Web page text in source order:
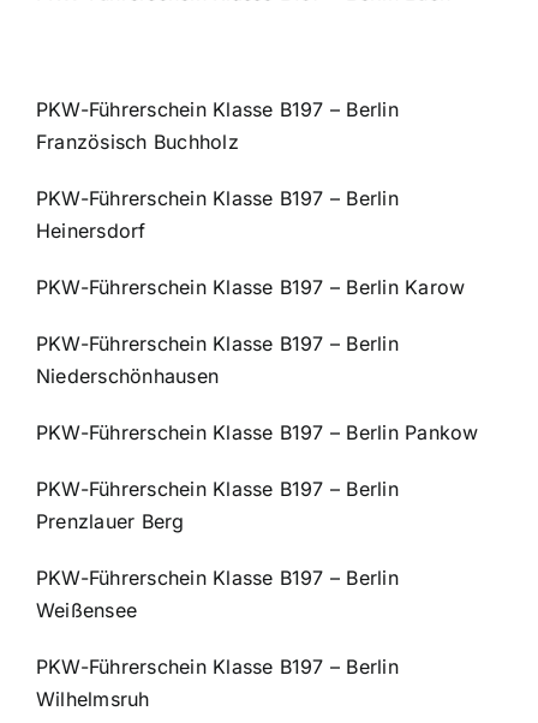
PKW-Führerschein Klasse B197 – Berlin
Französisch Buchholz
PKW-Führerschein Klasse B197 – Berlin
Heinersdorf
PKW-Führerschein Klasse B197 – Berlin Karow
PKW-Führerschein Klasse B197 – Berlin
Niederschönhausen
PKW-Führerschein Klasse B197 – Berlin Pankow
PKW-Führerschein Klasse B197 – Berlin
Prenzlauer Berg
PKW-Führerschein Klasse B197 – Berlin
Weißensee
PKW-Führerschein Klasse B197 – Berlin
Wilhelmsruh